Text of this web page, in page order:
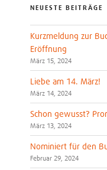
NEUESTE BEITRÄGE
Kurzmeldung zur
Eröffnung
März 15, 2024
Liebe am 14. März!
März 14, 2024
Schon gewusst?
März 13, 2024
Nominiert für den
Februar 29, 2024